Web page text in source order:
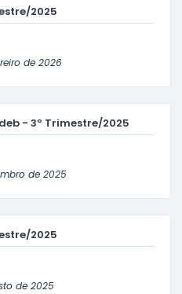
2025
de 2026
- 3º Trimestre/2025
de 2025
2025
de 2025